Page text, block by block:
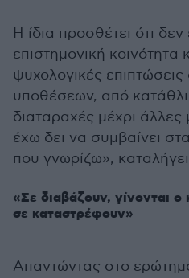
Η ίδια προσθέτει ότι
επιστημονική
ψυχολογικές
υποθέσεων, από
διαταραχές μέχρι
έχω δει να συμβαίνει
που γνωρίζω»,
«Σε διαβάζουν, γίνονται
σε καταστρέφουν»
Απαντώντας στο